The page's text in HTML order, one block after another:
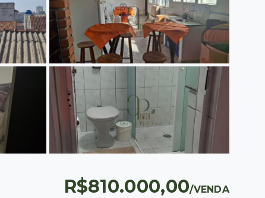
R$810.000,00/VENDA